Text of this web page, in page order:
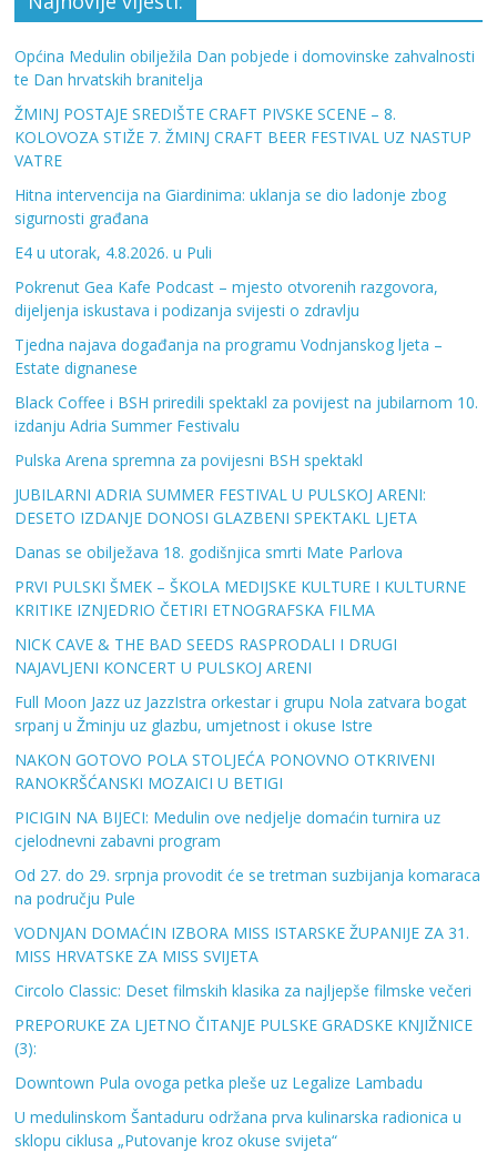
Općina Medulin obilježila Dan pobjede i domovinske zahvalnosti
te Dan hrvatskih branitelja
ŽMINJ POSTAJE SREDIŠTE CRAFT PIVSKE SCENE – 8.
KOLOVOZA STIŽE 7. ŽMINJ CRAFT BEER FESTIVAL UZ NASTUP
VATRE
Hitna intervencija na Giardinima: uklanja se dio ladonje zbog
sigurnosti građana
E4 u utorak, 4.8.2026. u Puli
Pokrenut Gea Kafe Podcast – mjesto otvorenih razgovora,
dijeljenja iskustava i podizanja svijesti o zdravlju
Tjedna najava događanja na programu Vodnjanskog ljeta –
Estate dignanese
Black Coffee i BSH priredili spektakl za povijest na jubilarnom 10.
izdanju Adria Summer Festivalu
Pulska Arena spremna za povijesni BSH spektakl
JUBILARNI ADRIA SUMMER FESTIVAL U PULSKOJ ARENI:
DESETO IZDANJE DONOSI GLAZBENI SPEKTAKL LJETA
Danas se obilježava 18. godišnjica smrti Mate Parlova
PRVI PULSKI ŠMEK – ŠKOLA MEDIJSKE KULTURE I KULTURNE
KRITIKE IZNJEDRIO ČETIRI ETNOGRAFSKA FILMA
NICK CAVE & THE BAD SEEDS RASPRODALI I DRUGI
NAJAVLJENI KONCERT U PULSKOJ ARENI
Full Moon Jazz uz JazzIstra orkestar i grupu Nola zatvara bogat
srpanj u Žminju uz glazbu, umjetnost i okuse Istre
NAKON GOTOVO POLA STOLJEĆA PONOVNO OTKRIVENI
RANOKRŠĆANSKI MOZAICI U BETIGI
PICIGIN NA BIJECI: Medulin ove nedjelje domaćin turnira uz
cjelodnevni zabavni program
Od 27. do 29. srpnja provodit će se tretman suzbijanja komaraca
na području Pule
VODNJAN DOMAĆIN IZBORA MISS ISTARSKE ŽUPANIJE ZA 31.
MISS HRVATSKE ZA MISS SVIJETA
Circolo Classic: Deset filmskih klasika za najljepše filmske večeri
PREPORUKE ZA LJETNO ČITANJE PULSKE GRADSKE KNJIŽNICE
(3):
Downtown Pula ovoga petka pleše uz Legalize Lambadu
U medulinskom Šantaduru održana prva kulinarska radionica u
sklopu ciklusa „Putovanje kroz okuse svijeta“